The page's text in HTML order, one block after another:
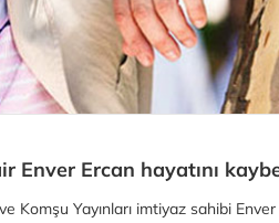
Enver Ercan hayatını
Komşu Yayınları imtiyaz sahibi